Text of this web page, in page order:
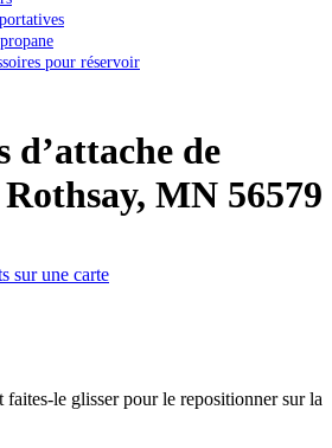
pour réservoir
de
Rothsay, MN 56579
sur une carte
le glisser pour le repositionner sur la